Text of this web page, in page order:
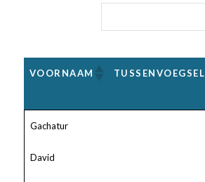
VOORNAAM TUSSENVOEGSEL
Gachatur
David